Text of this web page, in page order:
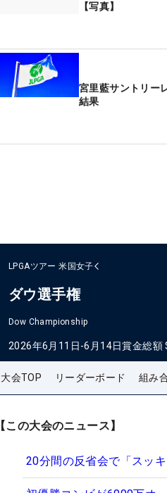
【写真】
宮里藍サントリ
結果
LPGAツアー 米国女子
ダウ選手権
Dow Championship
2026年6月11日-6月14日賞金総額
大会TOP リーダーボード 組み
【この大会のニュース】
20分間の反省会で「スッ